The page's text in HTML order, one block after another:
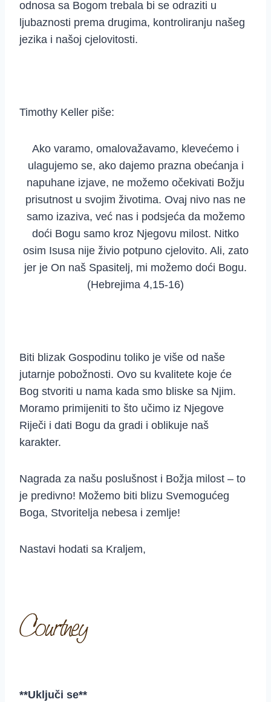
odnosa sa Bogom trebala bi se odraziti u
ljubaznosti prema drugima, kontroliranju našeg
jezika i našoj cjelovitosti.
Timothy Keller piše:
Ako varamo, omalovažavamo, klevećemo i
ulagujemo se, ako dajemo prazna obećanja i
napuhane izjave, ne možemo očekivati Božju
prisutnost u svojim životima. Ovaj nivo nas ne
samo izaziva, već nas i podsjeća da možemo
doći Bogu samo kroz Njegovu milost. Nitko
osim Isusa nije živio potpuno cjelovito. Ali, zato
jer je On naš Spasitelj, mi možemo doći Bogu.
(Hebrejima 4,15-16)
Biti blizak Gospodinu toliko je više od naše
jutarnje pobožnosti. Ovo su kvalitete koje će
Bog stvoriti u nama kada smo bliske sa Njim.
Moramo primijeniti to što učimo iz Njegove
Riječi i dati Bogu da gradi i oblikuje naš
karakter.
Nagrada za našu poslušnost i Božja milost – to
je predivno! Možemo biti blizu Svemogućeg
Boga, Stvoritelja nebesa i zemlje!
Nastavi hodati sa Kraljem,
**Uključi se**